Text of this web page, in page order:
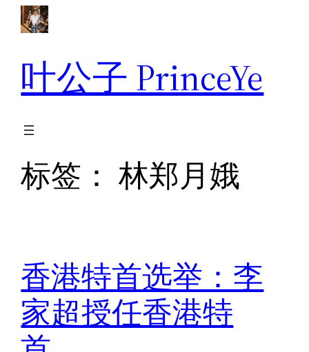
叶公子 PrinceYe
标签：林郑月娥
香港特首选举：李
家超授任香港特